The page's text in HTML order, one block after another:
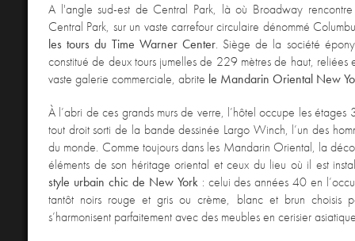
A l'angle sud-est de Central Park, là où Broadway
Central Park, sur un vaste carrefour circulaire dénommé
les tours du Time Warner Center. Siège de la société
constitué de deux tours jumelles de 229 mètres de haut, reliées
vaste galerie commerciale, abrite le Mandarin Oriental New
À l’abri de ces grands murs de verre, l’hôtel occupe les
tout droit sorti de la bande dessinée Largo Winch, l’un des
du monde. Comme toujours dans les Mandarin Oriental, la
éléments de son héritage oriental et ceux du lieu où il est
style urbain chic de New York: celui des années 40 en
tantôt noirs rouge et gris ou crème, blanc et brun choisis
s’harmonisent parfaitement avec des meubles en cerisier